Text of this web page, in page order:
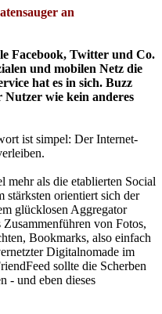
an
Facebook, Twitter und Co.
und mobilen Netz die
hat es in sich. Buzz
Nutzer wie kein anderes
ist simpel: Der Internet-
als die etablierten Social
orientiert sich der
glücklosen Aggregator
von Fotos,
Bookmarks, also einfach
Digitalnomade im
sollte die Scherben
- und eben dieses